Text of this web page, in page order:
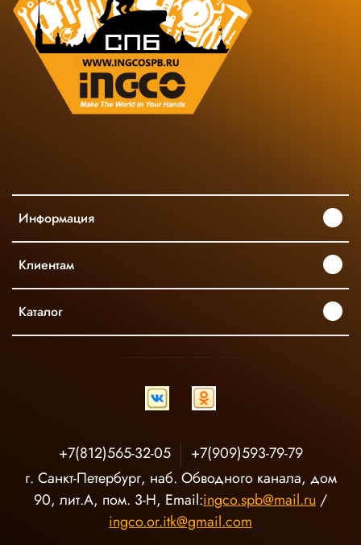
Информация
Клиентам
Каталог
+7(812)565-32-05
+7(909)593-79-79
г. Санкт-Петербург, наб. Обводного канала, дом
90, лит.А, пом. 3-Н, Email:ingco.spb@mail.ru/
ingco.or.itk@gmail.com